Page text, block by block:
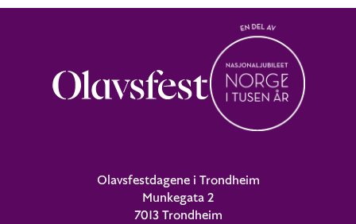
Olavsfestdagene i Trondheim
Munkegata 2
7013 Trondheim